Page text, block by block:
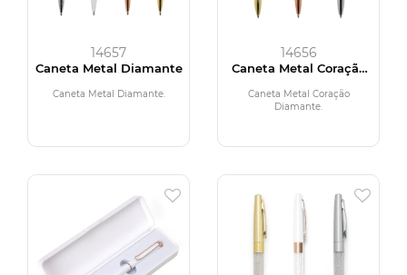
14657
Caneta Metal Diamante
Caneta Metal Diamante.
14656
Caneta Metal Coração
Caneta Metal Coração
Diamante.